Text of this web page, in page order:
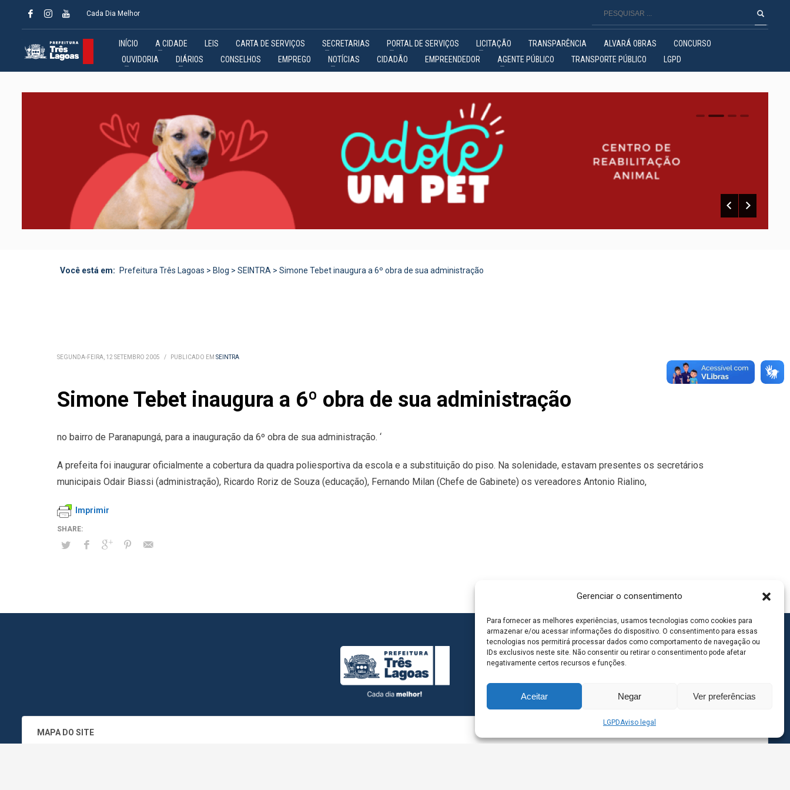
Gerenciar o consentimento
Para fornecer as melhores experiências, usamos tecnologias como cookies para
armazenar e/ou acessar informações do dispositivo. O consentimento para essas
tecnologias nos permitirá processar dados como comportamento de navegação ou
IDs exclusivos neste site. Não consentir ou retirar o consentimento pode afetar
negativamente certos recursos e funções.
Aceitar Negar Ver preferências
LGPDAviso legal
Cada Dia Melhor
INÍCIO A CIDADE LEIS CARTA DE SERVIÇOS SECRETARIAS PORTAL DE SERVIÇOS LICITAÇÃO TRANSPARÊNCIA ALVARÁ OBRAS
CONCURSO
OUVIDORIA
DIÁRIOS CONSELHOS EMPREGO NOTÍCIAS CIDADÃO EMPREENDEDOR AGENTE PÚBLICO TRANSPORTE PÚBLICO LGPD
0 1 2
Você está em: Prefeitura Três Lagoas > Blog > SEINTRA > Simone Tebet inaugura a 6º obra de sua administração
SEGUNDA-FEIRA, 12 SETEMBRO 2005 / PUBLICADO EM SEINTRA
Simone Tebet inaugura a 6º obra de sua administração
no bairro de Paranapungá, para a inauguração da 6º obra de sua administração. ‘
A prefeita foi inaugurar oficialmente a cobertura da quadra poliesportiva da escola e a substituição do piso. Na solenidade, estavam presentes os secretários
municipais Odair Biassi (administração), Ricardo Roriz de Souza (educação), Fernando Milan (Chefe de Gabinete) os vereadores Antonio Rialino,
Imprimir
MAPA DO SITE